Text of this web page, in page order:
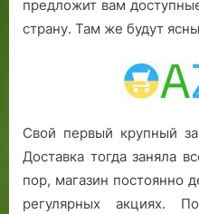
предложит вам
страну. Там же будут
Свой первый крупный
Доставка тогда заняла
пор, магазин постоянно
регулярных акциях.